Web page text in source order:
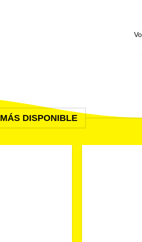
MÁS DISPONIBLE